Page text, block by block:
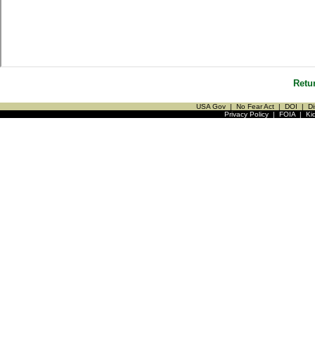
USA Gov | No Fear Act | DOI |
Privacy Policy| FOIA|